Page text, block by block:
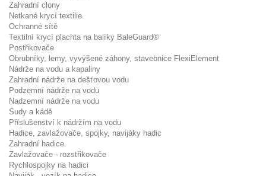
Zahradní clony
Netkané krycí textilie
Ochranné sítě
Textilní krycí plachta na balíky BaleGuard®
Postřikovače
Obrubníky, lemy, vyvýšené záhony, stavebnice FlexiElement
Nádrže na vodu a kapaliny
Zahradní nádrže na dešťovou vodu
Podzemní nádrže na vodu
Nadzemní nádrže na vodu
Sudy a kádě
Příslušenství k nádržím na vodu
Hadice, zavlažovače, spojky, navijáky hadic
Zahradní hadice
Zavlažovače - rozstřikovače
Rychlospojky na hadici